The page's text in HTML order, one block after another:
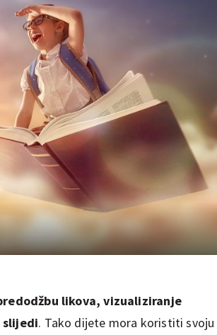
likova, vizualiziranje
slijedi. Tako dijete mora koristiti svoju